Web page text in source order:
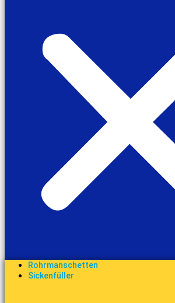
Rohrmanschetten
Sickenfüller